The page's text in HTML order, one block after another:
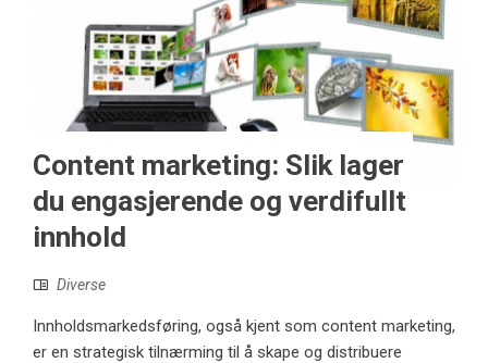
Content marketing: Slik lager
du engasjerende og verdifullt
innhold
Diverse
Innholdsmarkedsføring, også kjent som content marketing,
er en strategisk tilnærming til å skape og distribuere